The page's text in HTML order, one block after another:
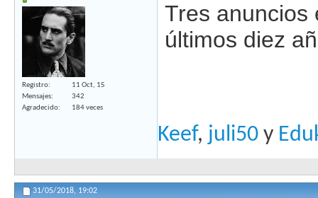
Registro
11 Oct, 15
Mensajes
342
Agradecido
184 veces
Tres anuncios
últimos diez
Keef, juli50 y
31/05/2018, 19:02